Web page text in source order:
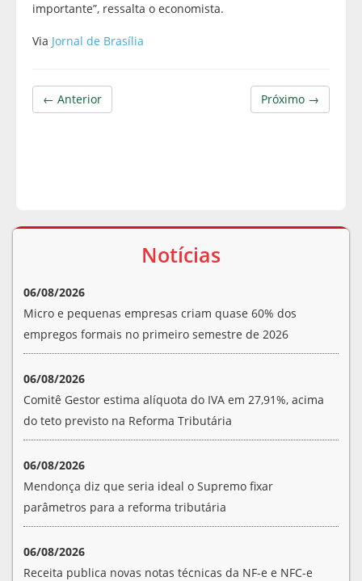
importante”, ressalta o economista.
Via Jornal de Brasília
Próximo →
← Anterior
Notícias
06/08/2026
Micro e pequenas empresas criam quase 60% dos
empregos formais no primeiro semestre de 2026
06/08/2026
Comitê Gestor estima alíquota do IVA em 27,91%, acima
do teto previsto na Reforma Tributária
06/08/2026
Mendonça diz que seria ideal o Supremo fixar
parâmetros para a reforma tributária
06/08/2026
Receita publica novas notas técnicas da NF-e e NFC-e